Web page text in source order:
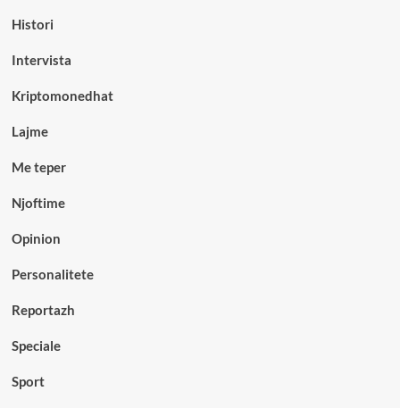
Histori
Intervista
Kriptomonedhat
Lajme
Me teper
Njoftime
Opinion
Personalitete
Reportazh
Speciale
Sport